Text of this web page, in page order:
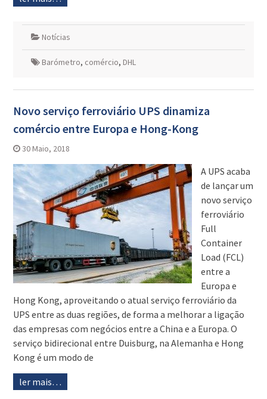
Notícias
Barómetro, comércio, DHL
Novo serviço ferroviário UPS dinamiza
comércio entre Europa e Hong-Kong
30 Maio, 2018
A UPS acaba
de lançar um
novo serviço
ferroviário
Full
Container
Load (FCL)
entre a
Europa e
Hong Kong, aproveitando o atual serviço ferroviário da
UPS entre as duas regiões, de forma a melhorar a ligação
das empresas com negócios entre a China e a Europa. O
serviço bidirecional entre Duisburg, na Alemanha e Hong
Kong é um modo de
ler mais…